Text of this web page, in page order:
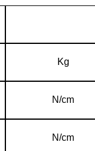
Kg
N/cm
N/cm